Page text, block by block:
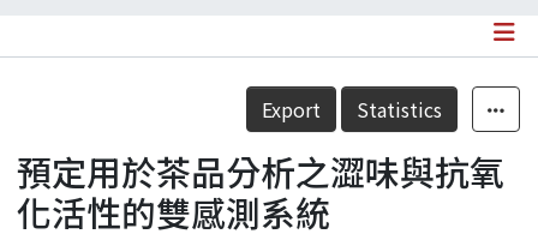
Statistics
Details
Export Statistics
預定用於茶品分析之澀味與抗氧
化活性的雙感測系統